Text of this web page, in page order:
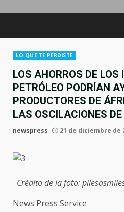
LO QUE TE PERDISTE
LOS AHORROS DE LOS
PETRÓLEO PODRÍAN
PRODUCTORES DE
LAS OSCILACIONES
newspress 21 de diciembre de
Crédito de la foto:
News Press Service